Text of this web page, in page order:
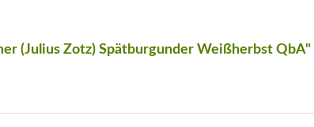
(Julius Zotz) Spätburgunder Weißherbst QbA"